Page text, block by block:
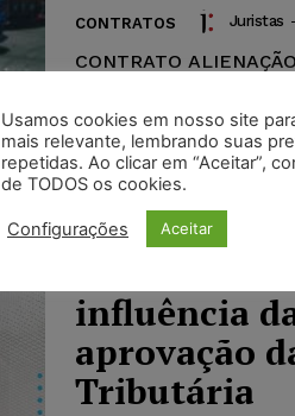
CONTRATOS Juristas -
CONTRATO
este instrumento
................, com sede na
........., à...
Advogados
influência
aprovação
Tributária
Usamos cookies em nosso site
mais relevante, lembrando suas
repetidas. Ao clicar em “Aceitar”,
de TODOS os cookies.
Configurações Aceitar